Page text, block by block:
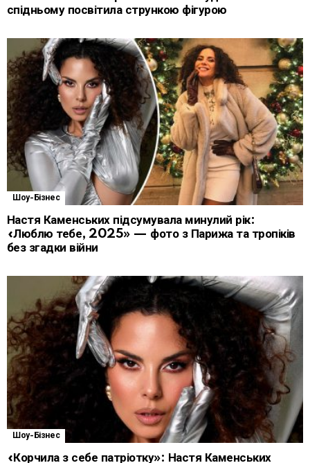
спідньому посвітила стрункою фігурою
Шоу-Бізнес
Настя Каменських підсумувала минулий рік:
«Люблю тебе, 2025» — фото з Парижа та тропіків
без згадки війни
Шоу-Бізнес
«Корчила з себе патріотку»: Настя Каменських